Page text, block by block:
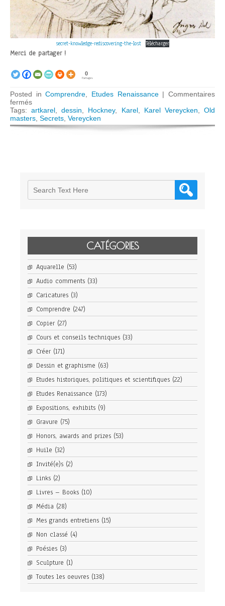
secret-knowledge-rediscovering-the-lost Télécharger
Merci de partager !
0
Partages
Posted inComprendre Etudes Renaissance|Commentaires
ferméssur
Mr
Hockney!
Great
Tags:artkarel ,dessin Hockney, Karel, Karel Vereycken ,Old
masters Secrets Vereycken
CATÉGORIES
Aquarelle (53)
Audio comments (33)
Caricatures (3)
Comprendre (247)
Copier (27)
Cours et conseils techniques (33)
Créer (171)
Dessin et graphisme (63)
Etudes historiques, politiques et scientifiques (22)
Etudes Renaissance (173)
Expositions, exhibits (9)
Gravure (75)
Honors, awards and prizes (53)
Huile (32)
Invité(e)s (2)
Links (2)
Livres – Books (10)
Média (28)
Mes grands entretiens (15)
Non classé (4)
Poésies (3)
Sculpture (1)
Toutes les oeuvres (138)